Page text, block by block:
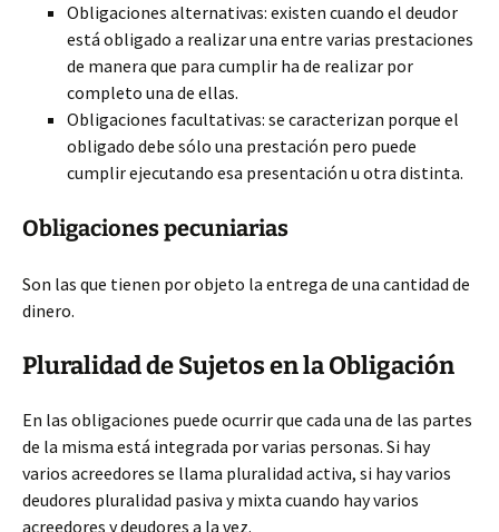
Obligaciones alternativas: existen cuando el deudor
está obligado a realizar una entre varias prestaciones
de manera que para cumplir ha de realizar por
completo una de ellas.
Obligaciones facultativas: se caracterizan porque el
obligado debe sólo una prestación pero puede
cumplir ejecutando esa presentación u otra distinta.
Obligaciones pecuniarias
Son las que tienen por objeto la entrega de una cantidad de
dinero.
Pluralidad de Sujetos en la Obligación
En las obligaciones puede ocurrir que cada una de las partes
de la misma está integrada por varias personas. Si hay
varios acreedores se llama pluralidad activa, si hay varios
deudores pluralidad pasiva y mixta cuando hay varios
acreedores y deudores a la vez.